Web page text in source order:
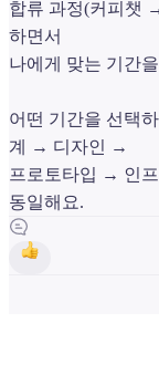
합류 과정(커피챗
하면서
나에게 맞는 기간
어떤 기간을 선택
계 → 디자인 →
프로토타입 → 인
동일해요.